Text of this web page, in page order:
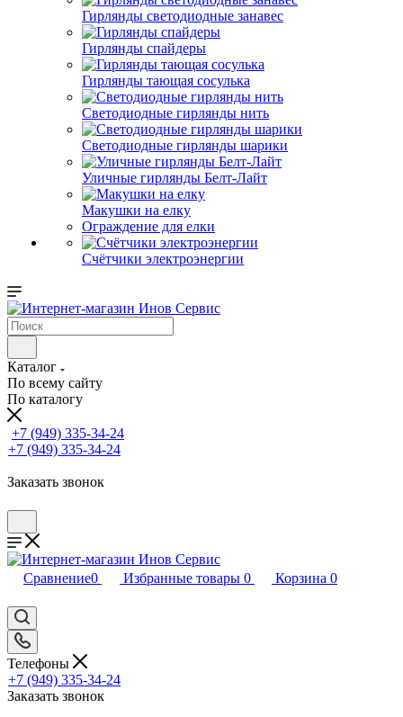
Гирлянды светодиодные занавес
Гирлянды спайдеры
Гирлянды тающая сосулька
Светодиодные гирлянды нить
Светодиодные гирлянды шарики
Уличные гирлянды Белт-Лайт
Макушки на елку
Ограждение для елки
Счётчики электроэнергии
Каталог
По всему сайту
По каталогу
+7 (949) 335-34-24
+7 (949) 335-34-24
Заказать звонок
Сравнение0 Избранные товары 0 Корзина 0
Телефоны
+7 (949) 335-34-24
Заказать звонок